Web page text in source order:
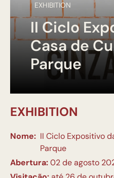
EXHIBITION
II Ciclo
Casa de
Parque
EXHIBITION
Nome: II Ciclo Expositivo
Parque
Abertura:02 de agosto